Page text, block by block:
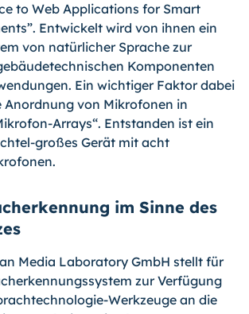
to Web Applications for Smart
Entwickelt wird von ihnen ein
von natürlicher Sprache zur
Komponenten
Ein wichtiger Faktor dabei
Anordnung von Mikrofonen in
Arrays“. Entstanden ist ein
großes Gerät mit acht
im Sinne des
Media Laboratory GmbH stellt für
zur Verfügung
Werkzeuge an die